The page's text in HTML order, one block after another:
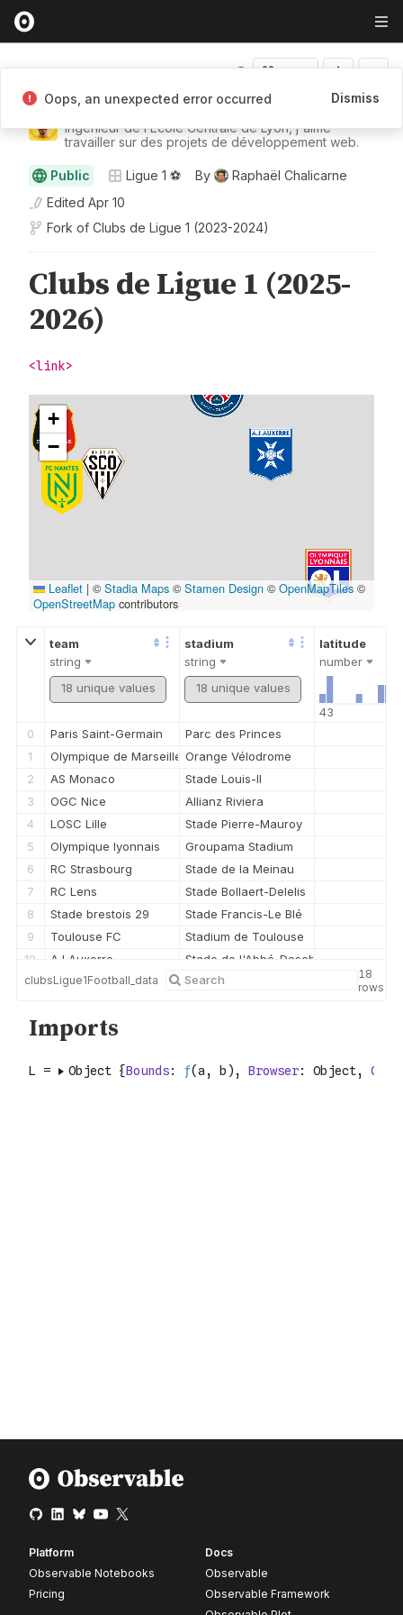
Raphaël Chalicarne
Ingénieur de l’École Centrale de Lyon, j'aime
travailler sur des projets de développement web.
Public Ligue 1 ⚽ By
Raphaël Chalicarne
Edited Apr 10
Fork of Clubs de Ligue 1 (2023-2024)
string
18 unique values
string
18 unique values
number
43
0
Paris Saint-Germain
Parc des Princes
1
Olympique de Marseille Orange Vélodrome
2
AS Monaco
Stade Louis-II
3
OGC Nice
Allianz Riviera
4
LOSC Lille
Stade Pierre-Mauroy
5
Olympique lyonnais
Groupama Stadium
6
RC Strasbourg
Stade de la Meinau
7
RC Lens
Stade Bollaert-Delelis
8
Stade brestois 29
Stade Francis-Le Blé
9
Toulouse FC
Stadium de Toulouse
10
AJ Auxerre
Stade de l'Abbé-Deschamps
11
Stade rennais FC
Roazhon Park
13
Angers SCO
15
FC Lorient
Stade du Moustoir
clubsLigue1Football_data
18
rows
Oops, an unexpected error occurred Dismiss
Platform
Observable Notebooks
Pricing
Docs
Observable
Observable Framework